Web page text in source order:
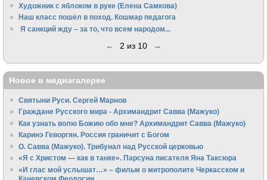
Художник с яблоком в руке (Елена Самкова)
Наш класс пошёл в поход. Кошмар педагога
Я санкций жду – за то, что всем народом...
← 2 из 10 →
Новое в медиагалерее
Святыни Руси. Сергей Марнов
Граждане Русского мира - Архимандрит Савва (Мажуко)
Как узнать волю Божию обо мне? Архимандрит Савва (Мажуко)
Каринэ Геворгян. Россия граничит с Богом
О. Савва (Мажуко). Трибунал над Русской церковью
«Я с Христом — как в танке». Парсуна писателя Яна Таксюра
«И глас мой услышат…» – фильм о митрополите Черкасском и
Каневском Феодосии